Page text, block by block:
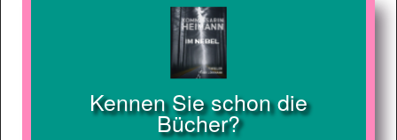
Kennen Sie schon die
Bücher?